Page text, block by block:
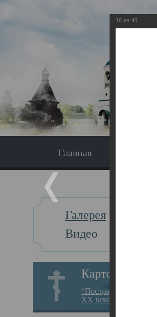
Главная
Галерея
Видео
Картотека
“Пострадавшие за
XX веке на Севере”
16 из 45